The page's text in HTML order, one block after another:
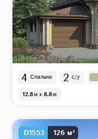
4 Спальни 2 с/у
12.8м x 8.8м
D1553 126 м²